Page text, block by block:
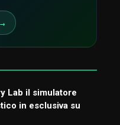
→
Lab il simulatore
in esclusiva su